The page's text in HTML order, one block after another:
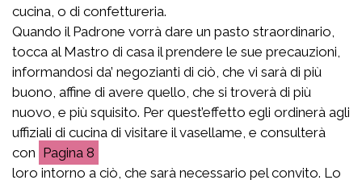
cucina, o di confettureria.
Quando il Padrone vorrà dare un pasto straordinario,
tocca al Mastro di casa il prendere le sue precauzioni,
informandosi da’ negozianti di ciò, che vi sarà di più
buono, affine di avere quello, che si troverà di più
nuovo, e più squisito. Per quest’effetto egli ordinerà agli
uffiziali di cucina di visitare il vasellame, e consulterà
con
8
loro intorno a ciò, che sarà necessario pel convito. Lo